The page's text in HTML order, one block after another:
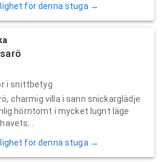
för denna stuga →
i snittbetyg
charmig villa i sann snickarglädje
hörntomt i mycket lugnt läge
för denna stuga →